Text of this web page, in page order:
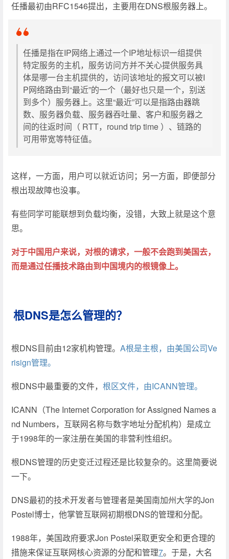
任播最初由RFC1546提出，主要用在DNS根服务器上。
任播是指在IP网络上通过一个IP地址标识一组提供
特定服务的主机，服务访问方并不关心提供服务具
体是哪一台主机提供的，访问该地址的报文可以被I
P网络路由到“最近”的一个（最好也只是一个，别送
到多个）服务器上。这里“最近”可以是指路由器跳
数、服务器负载、服务器吞吐量、客户和服务器之
间的往返时间（ RTT，round trip time ）、链路的
可用带宽等特征值。
这样，一方面，用户可以就近访问；另一方面，即便部分
根出现故障也没事。
有些同学可能联想到负载均衡，没错，大致上就是这个意
思。
对于中国用户来说，对根的请求，一般不会跑到美国去，
而是通过任播技术路由到中国境内的根镜像上。
根DNS是怎么管理的？
根DNS目前由12家机构管理。 A根是主根，由美国公司Ve
risign管理。
根DNS中最重要的文件， 根区文件，由ICANN管理。
ICANN（The Internet Corporation for Assigned Names a
nd Numbers，互联网名称与数字地址分配机构）是成立
于1998年的一家注册在美国的非营利性组织。
根DNS管理的历史变迁过程还是比较复杂的。这里简要说
一下。
DNS最初的技术开发者与管理者是美国南加州大学的Jon
Postel博士，他掌管互联网初期根DNS的管理和分配。
1988年，美国政府要求Jon Postel采取更安全和更合理的
措施来保证互联网核心资源的分配和管理7。于是，大名